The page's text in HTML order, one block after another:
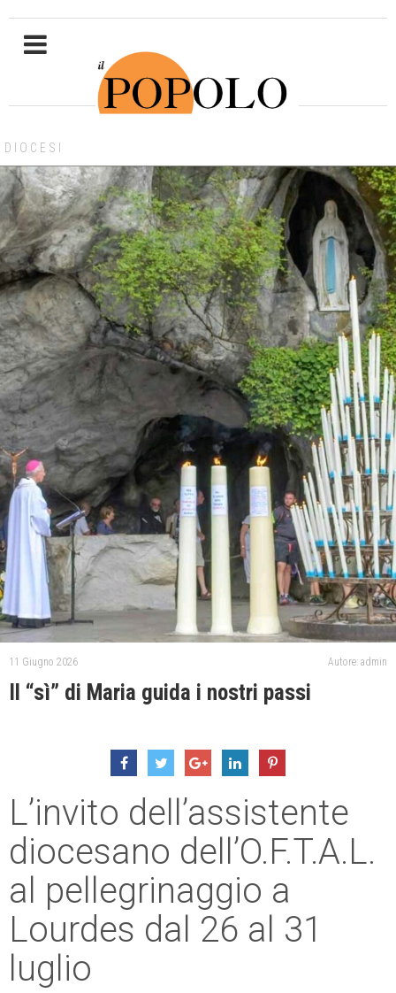
DIOCESI
11 Giugno 2026 Autore: admin
Il “sì” di Maria guida i nostri passi
L’invito dell’assistente
diocesano dell’O.F.T.A.L.
al pellegrinaggio a
Lourdes dal 26 al 31
luglio